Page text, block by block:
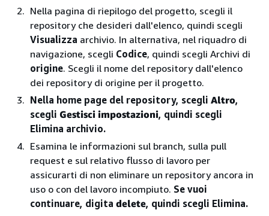
Nella pagina di riepilogo del progetto, scegli il
repository che desideri dall'elenco, quindi scegli
Visualizza archivio. In alternativa, nel riquadro di
navigazione, scegli Codice, quindi scegli Archivi di
origine. Scegli il nome del repository dall'elenco
dei repository di origine per il progetto.
Nella home page del repository, scegli Altro,
scegli Gestisci impostazioni, quindi scegli
Elimina archivio.
Esamina le informazioni sul branch, sulla pull
request e sul relativo flusso di lavoro per
assicurarti di non eliminare un repository ancora in
uso o con del lavoro incompiuto. Se vuoi
continuare, digita delete, quindi scegli Elimina.